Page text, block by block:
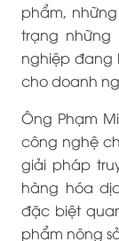
phẩm,
trạng những
nghiệp đang
cho doanh
Ông Phạm
công nghệ
giải pháp
hàng hóa
đặc biệt
phẩm nông